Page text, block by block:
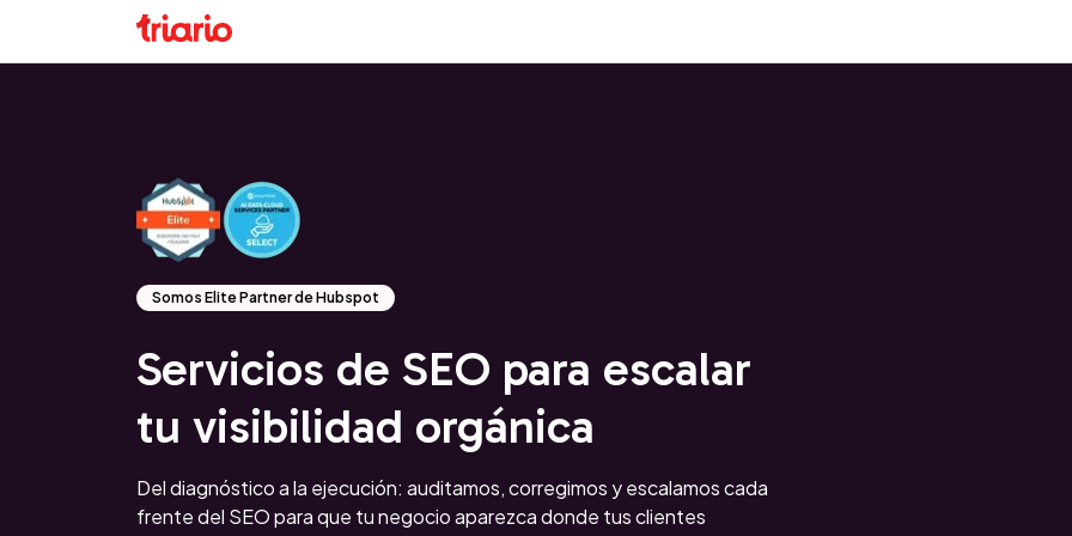
Somos Elite Partner de Hubspot
Servicios de SEO para escalar
tu visibilidad orgánica
Del diagnóstico a la ejecución: auditamos, corregimos y escalamos cada
frente del SEO para que tu negocio aparezca donde tus clientes